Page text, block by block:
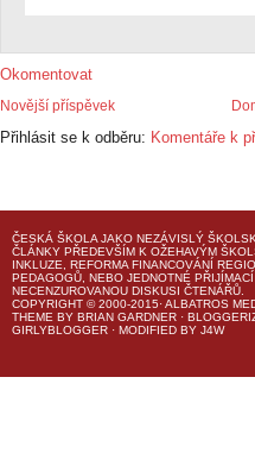
Okomentovat
Novější příspěvek
Přihlásit se k odběru: Komentáře k
ČESKÁ ŠKOLA JAKO NEZÁVISLÝ
ČLÁNKY PŘEDEVŠÍM K OŽEHAVÝM
INKLUZE, REFORMA FINANCOVÁNÍ
PEDAGOGŮ, NEBO JEDNOTNÉ PŘIJÍMACÍ
NECENZUROVANOU DISKUSI ČTENÁŘŮ.
COPYRIGHT © 2000-2015· ALBATROS
THEME BY BRIAN GARDNER ·
GIRLYBLOGGER · MODIFIED BY J4W